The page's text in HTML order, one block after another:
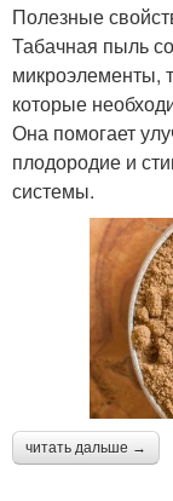
Пыль от
Пыль на
Пыль на
Пыль для
Полезные
Табачная пыль
микроэлементы,
которые
Она помогает
плодородие и
системы.
читать дальше →